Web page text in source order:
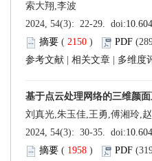
( )
( )